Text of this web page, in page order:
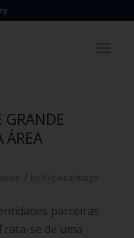
GRANDE
ÁREA
parceiras
se de uma